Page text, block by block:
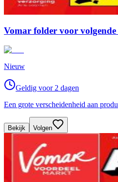
Vomar folder voor
Nieuw
Geldig voor 2 dagen
Een grote verscheidenheid aan
Bekijk Volgen